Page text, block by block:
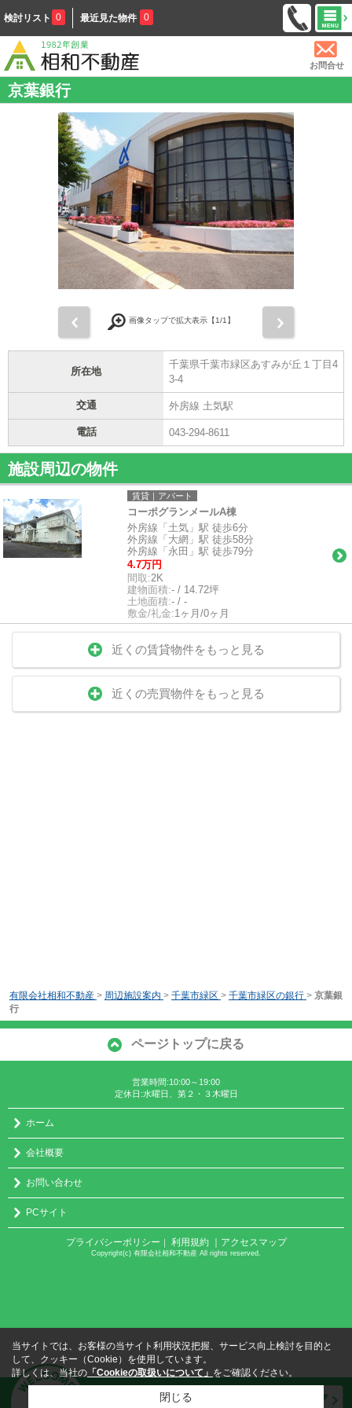
検討リスト 0 最近見た物件 0
お問合せ
京葉銀行
画像タップで拡大表示【1/1】
所在地
千葉県千葉市緑区あすみが丘１丁目4
3-4
交通 外房線 土気駅
電話 043-294-8611
施設周辺の物件
賃貸｜アパート
コーポグランメールA棟
外房線「土気」駅 徒歩6分
外房線「大網」駅 徒歩58分
外房線「永田」駅 徒歩79分
4.7万円
間取:2K
建物面積:- / 14.72坪
土地面積:- / -
敷金/礼金:1ヶ月/0ヶ月
近くの賃貸物件をもっと見る
近くの売買物件をもっと見る
有限会社相和不動産 > 周辺施設案内 > 千葉市緑区 > 千葉市緑区の銀行 > 京葉銀
行
ページトップに戻る
営業時間:10:00～19:00
定休日:水曜日、第２・３木曜日
ホーム
会社概要
お問い合わせ
PCサイト
プライバシーポリシー ｜ 利用規約 ｜アクセスマップ
Copyright(c) 有限会社相和不動産 All rights reserved.
当サイトでは、お客様の当サイト利用状況把握、サービス向上検討を目的と
して、クッキー（Cookie）を使用しています。
詳しくは、当社の 「Cookieの取扱いについて」 をご確認ください。
閉じる